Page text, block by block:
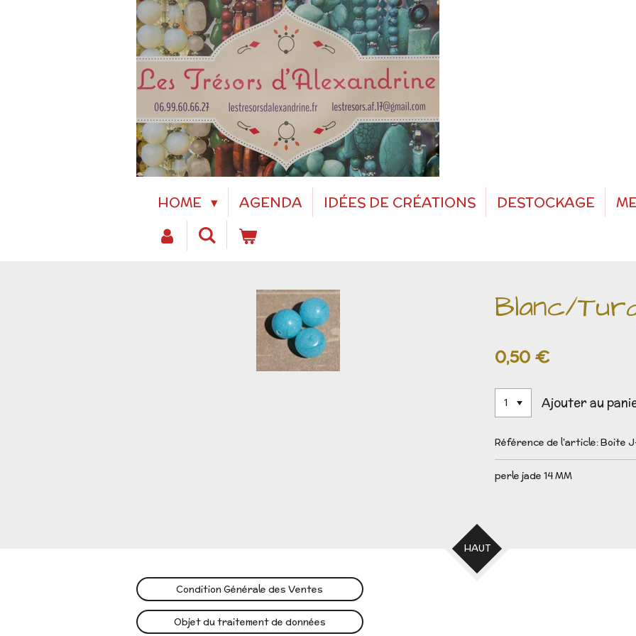
HOME AGENDA IDÉES DE CRÉATIONS DESTOCKAGE
Blanc/
0,50 €
Ajouter au
Référence de l'article:Boite
perle jade 14 MM
HAUT
Condition Générale des Ventes
Objet du traitement de données